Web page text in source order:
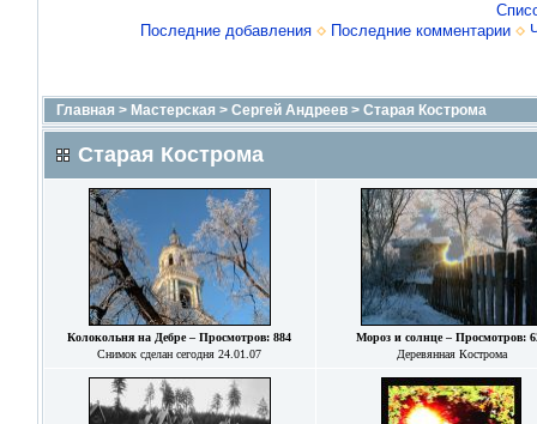
Последние добавления
Последние комментарии
Главная > Мастерская > Сергей Андреев> Старая Кострома
Старая Кострома
Колокольня на Дебре – Просмотров: 884
Снимок сделан сегодня 24.01.07
Мороз и солнце – Просмотров:
Деревянная Кострома